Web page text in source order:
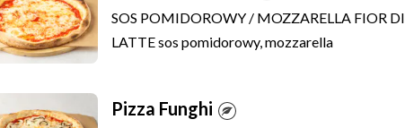
SOS POMIDOROWY / MOZZARELLA FIOR DI
LATTEsos pomidorowy, mozzarella
Pizza Funghi